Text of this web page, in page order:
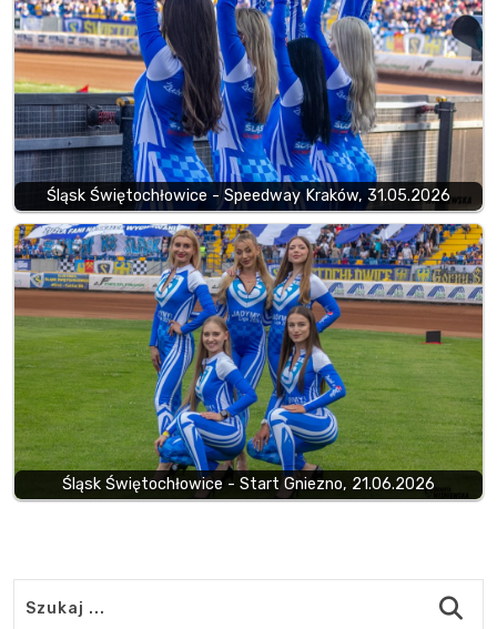
Śląsk Świętochłowice - Speedway Kraków, 31.05.2026
Śląsk Świętochłowice - Start Gniezno, 21.06.2026